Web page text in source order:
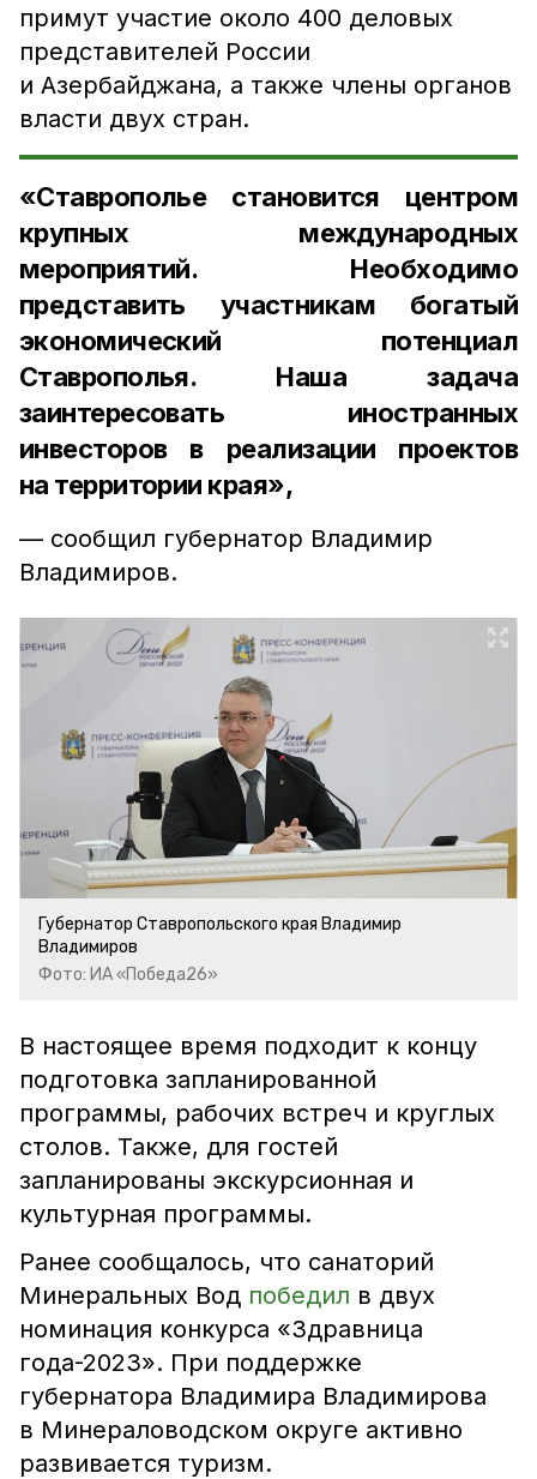
примут участие около 400 деловых
представителей России
и Азербайджана, а также члены органов
власти двух стран.
«Ставрополье становится центром
крупных международных
мероприятий. Необходимо
представить участникам богатый
экономический потенциал
Ставрополья. Наша задача
заинтересовать иностранных
инвесторов в реализации проектов
на территории края»,
— сообщил губернатор Владимир
Владимиров.
Губернатор Ставропольского края Владимир
Владимиров
Фото: ИА «Победа26»
В настоящее время подходит к концу
подготовка запланированной
программы, рабочих встреч и круглых
столов. Также, для гостей
запланированы экскурсионная и
культурная программы.
Ранее сообщалось, что санаторий
Минеральных Вод победил в двух
номинация конкурса «Здравница
года-2023». При поддержке
губернатора Владимира Владимирова
в Минераловодском округе активно
развивается туризм.